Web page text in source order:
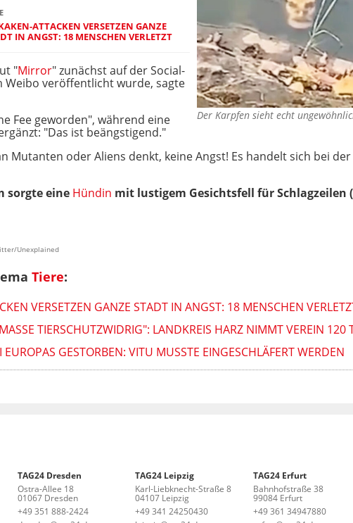
Der Karpfen sieht echt
ATTACKEN VERSETZEN GANZE
IN ANGST: 18 MENSCHEN VERLETZT
"Mirror" zunächst auf der Social-
Weibo veröffentlicht wurde, sagte
Fee geworden", während eine
"Das ist beängstigend."
Mutanten oder Aliens denkt, keine Angst! Es handelt sich bei
sorgte eine Hündin mit lustigem Gesichtsfell für Schlagzeilen (
Unexplained
Tiere:
VERSETZEN GANZE STADT IN ANGST: 18 MENSCHEN
TIERSCHUTZWIDRIG": LANDKREIS HARZ NIMMT VEREIN 120
EUROPAS GESTORBEN: VITU MUSSTE EINGESCHLÄFERT WERDEN
TAG24 Dresden
Ostra-Allee 18
01067 Dresden
+49 351 888-2424
TAG24 Leipzig
Karl-Liebknecht-Straße 8
04107 Leipzig
+49 341 24250430
TAG24 Erfurt
Bahnhofstraße 38
99084 Erfurt
+49 361 34947880